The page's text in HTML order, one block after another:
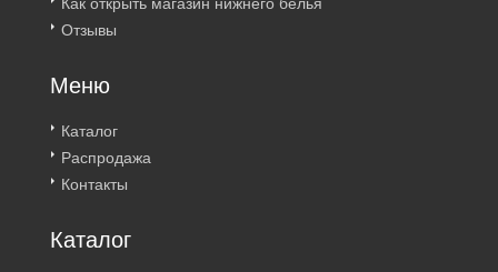
Как открыть магазин нижнего белья
Отзывы
Меню
Каталог
Распродажа
Контакты
Каталог